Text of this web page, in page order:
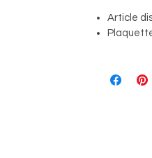
Article